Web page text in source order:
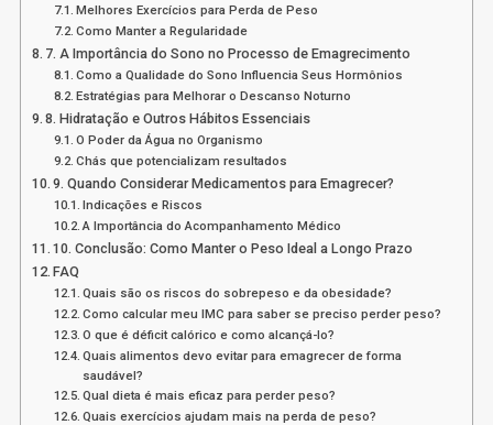
Melhores Exercícios para Perda de Peso
Como Manter a Regularidade
7. A Importância do Sono no Processo de Emagrecimento
Como a Qualidade do Sono Influencia Seus Hormônios
Estratégias para Melhorar o Descanso Noturno
8. Hidratação e Outros Hábitos Essenciais
O Poder da Água no Organismo
Chás que potencializam resultados
9. Quando Considerar Medicamentos para Emagrecer?
Indicações e Riscos
A Importância do Acompanhamento Médico
10. Conclusão: Como Manter o Peso Ideal a Longo Prazo
FAQ
Quais são os riscos do sobrepeso e da obesidade?
Como calcular meu IMC para saber se preciso perder peso?
O que é déficit calórico e como alcançá-lo?
Quais alimentos devo evitar para emagrecer de forma
saudável?
Qual dieta é mais eficaz para perder peso?
Quais exercícios ajudam mais na perda de peso?